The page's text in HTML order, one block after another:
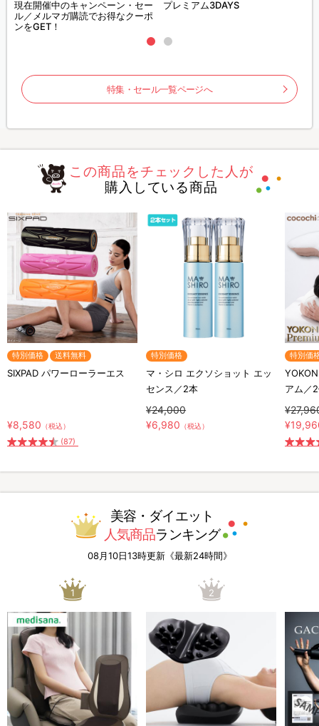
現在開催中のキャンペーン・セー
ル／メルマガ購読でお得なクーポ
ンをGET！
プレミアム3DAYS
特集・セール一覧ページへ
この商品をチェックした人が
購入している商品
特別価格 送料無料
SIXPAD パワーローラーエス
¥8,580 （税込）
(87)
特別価格
マ・シロ エクソショット エッ
センス／2本
¥24,000
¥6,980 （税込）
特別価
アム／
美容・ダイエット
人気商品ランキング
08月10日13時更新《最新24時間》
1 2